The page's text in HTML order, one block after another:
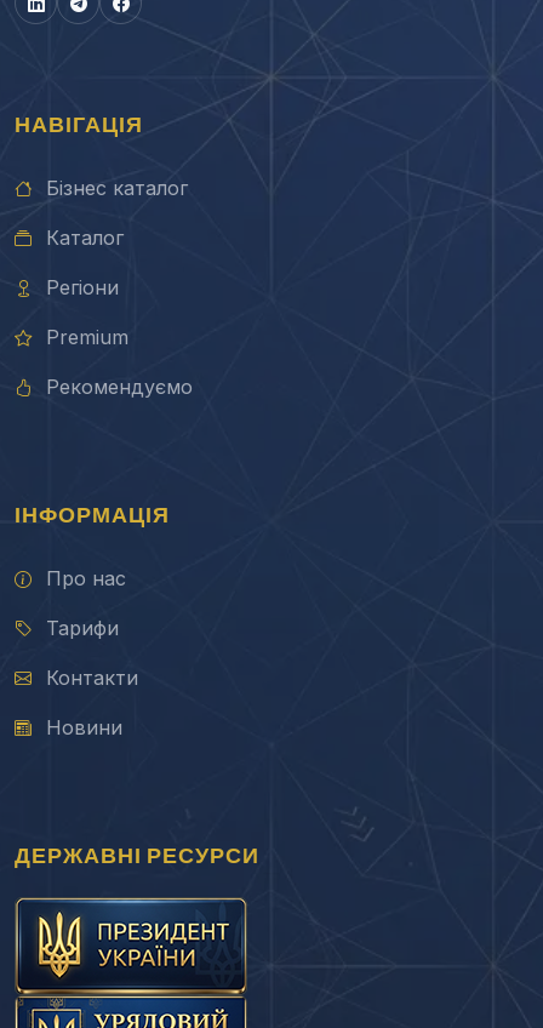
НАВІГАЦІЯ
Бізнес каталог
Каталог
Регіони
Premium
Рекомендуємо
ІНФОРМАЦІЯ
Про нас
Тарифи
Контакти
Новини
ДЕРЖАВНІ РЕСУРСИ